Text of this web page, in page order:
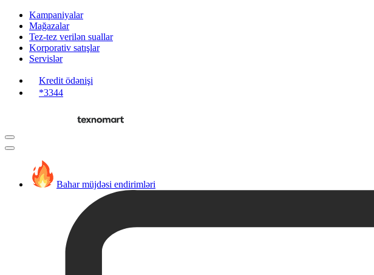
Kampaniyalar
Mağazalar
Tez-tez verilən suallar
Korporativ satışlar
Servislər
Kredit ödənişi
*3344
Bahar müjdəsi endirimləri